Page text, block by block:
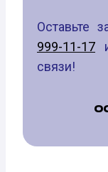
Оставьте
999-11-17
связи!